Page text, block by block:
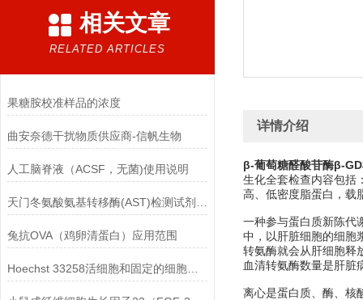
相关文章
RELATED ARTICLES
果糖胺校准样品的浓度
曲安奈德干扰物质供应商-信帆生物
人工脑脊液（ACSF，无菌)使用说明
兔抗OVA（鸡卵清蛋白）应用范围
Hoechst 33258活细胞和固定的细胞均可标记
详情介绍
β-葡萄糖醛酸苷酶β-
生化全套检查内容包括
高、低密度脂蛋白，载
一种参与蛋白质新陈代
中，以肝脏细胞的细胞
转氨酶就会从肝细胞释
血清转氨酶数量是肝脏
离心是蛋白质、酶、核